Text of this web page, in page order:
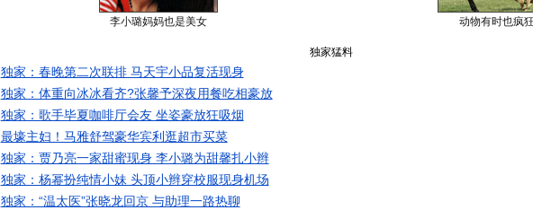
李小璐妈妈也是美女 动物有时也疯
独家猛料
独家：春晚第二次联排 马天宇小品复活现身
独家：体重向冰冰看齐?张馨予深夜用餐吃相豪放
独家：歌手毕夏咖啡厅会友 坐姿豪放狂吸烟
最壕主妇！马雅舒驾豪华宾利逛超市买菜
独家：贾乃亮一家甜蜜现身 李小璐为甜馨扎小辫
独家：杨幂扮纯情小妹 头顶小辫穿校服现身机场
独家：“温太医”张晓龙回京 与助理一路热聊